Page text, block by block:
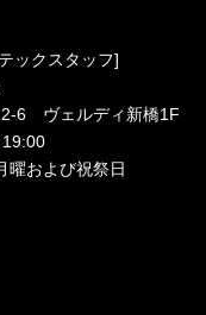
ックスタッフ]
6 ヴェルディ新橋1F
曜および祝祭日